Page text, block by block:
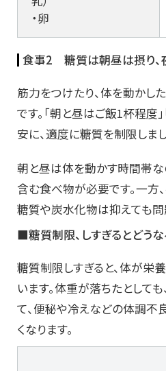
・卵
食事2 糖質は朝昼は摂り、
筋力をつけたり、体を動かし
です。「朝と昼はご飯1杯程度
安に、適度に糖質を制限しまし
朝と昼は体を動かす時間帯
含む食べ物が必要です。一方
糖質や炭水化物は抑えても問
■糖質制限、しすぎるとどうな
糖質制限しすぎると、体が栄
います。体重が落ちたとして
て、便秘や冷えなどの体調不
くなります。